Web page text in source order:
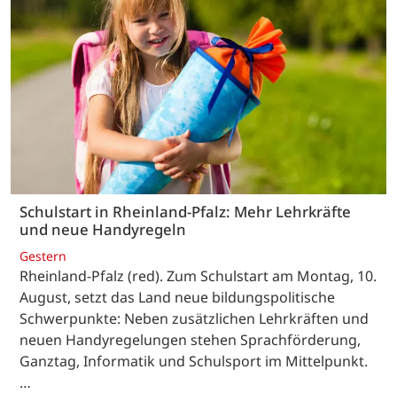
Schulstart in Rheinland-Pfalz: Mehr Lehrkräfte
und neue Handyregeln
Gestern
Rheinland-Pfalz (red). Zum Schulstart am Montag, 10.
August, setzt das Land neue bildungspolitische
Schwerpunkte: Neben zusätzlichen Lehrkräften und
neuen Handyregelungen stehen Sprachförderung,
Ganztag, Informatik und Schulsport im Mittelpunkt.
…